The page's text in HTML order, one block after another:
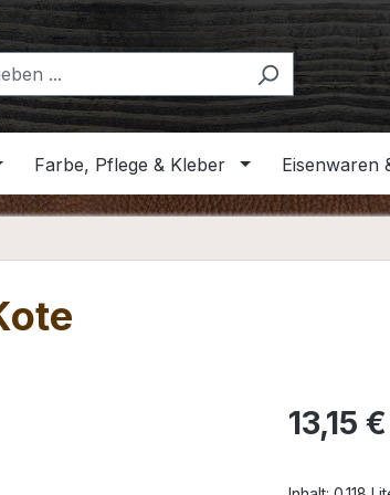
Farbe, Pflege & Kleber Eisenwaren
Regulärer
13,15 €